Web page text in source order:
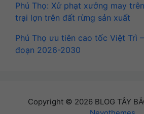
Phú Thọ: Xử phạt xưởng may
trại lợn trên đất rừng sản xuất
Phú Thọ ưu tiên cao tốc Việt Trì
đoạn 2026-2030
Copyright © 2026 BLOG TÂY